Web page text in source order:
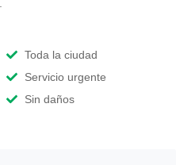
Toda la ciudad
Servicio urgente
Sin daños